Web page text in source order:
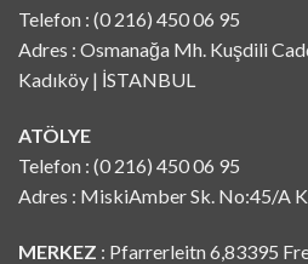
Telefon : (0 216) 450 06 95
Adres : Osmanağa Mh. Kuşdili
Kadıköy | İSTANBUL
ATÖLYE
Telefon : (0 216) 450 06 95
Adres : MiskiAmber Sk. No:45/A
MERKEZ : Pfarrerleitn 6,83395